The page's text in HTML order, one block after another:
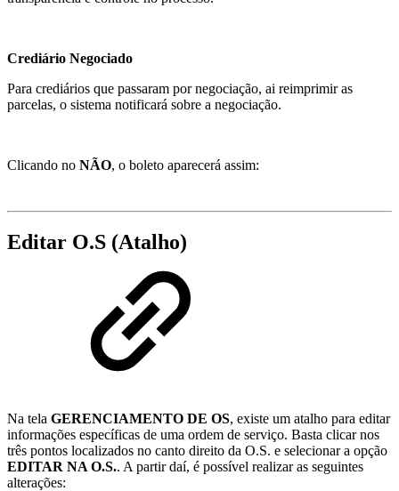
Crediário Negociado
Para crediários que passaram por negociação, ai reimprimir as
parcelas, o sistema notificará sobre a negociação.
Clicando no NÃO, o boleto aparecerá assim:
Editar O.S (Atalho)
Na tela GERENCIAMENTO DE OS, existe um atalho para editar
informações específicas de uma ordem de serviço. Basta clicar nos
três pontos localizados no canto direito da O.S. e selecionar a opção
EDITAR NA O.S.. A partir daí, é possível realizar as seguintes
alterações: